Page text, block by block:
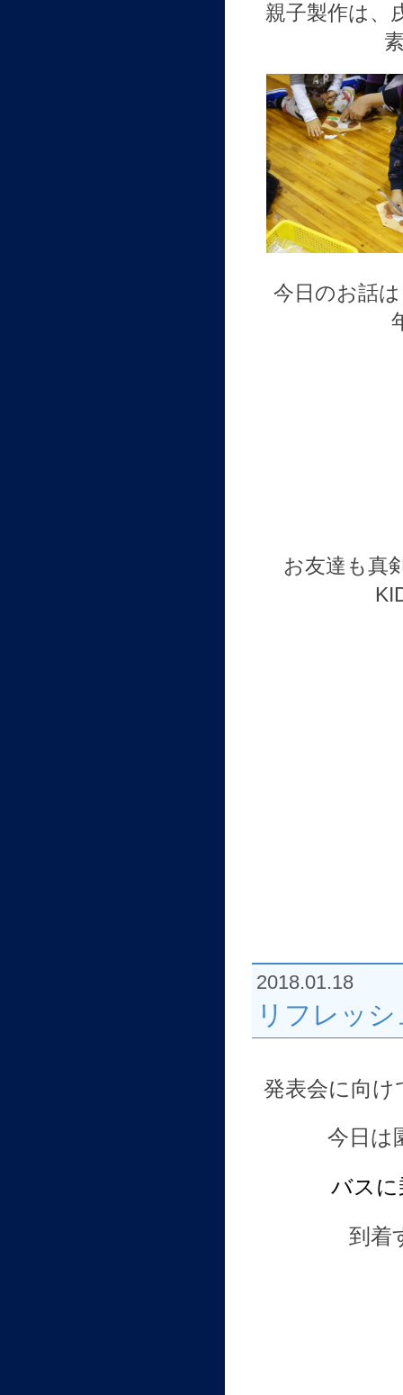
親子製作は、
今日のお話
お友達も真
2018.01.18
リフレッ
発表会に向け
今日は
バス
到着